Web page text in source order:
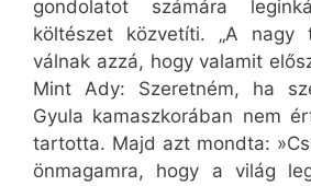
gondolatot számára
költészet közvetíti. „A nagy
válnak azzá, hogy valamit
Mint Ady: Szeretném, ha
Gyula kamaszkorában nem
tartotta. Majd azt mondta:
önmagamra, hogy a világ